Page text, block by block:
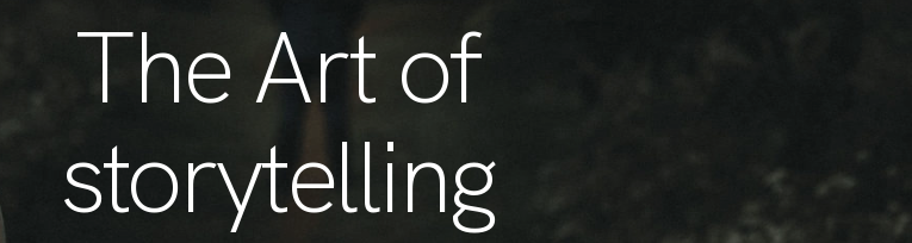
The Art of
storytelling
OVER MIJ
CONTACT